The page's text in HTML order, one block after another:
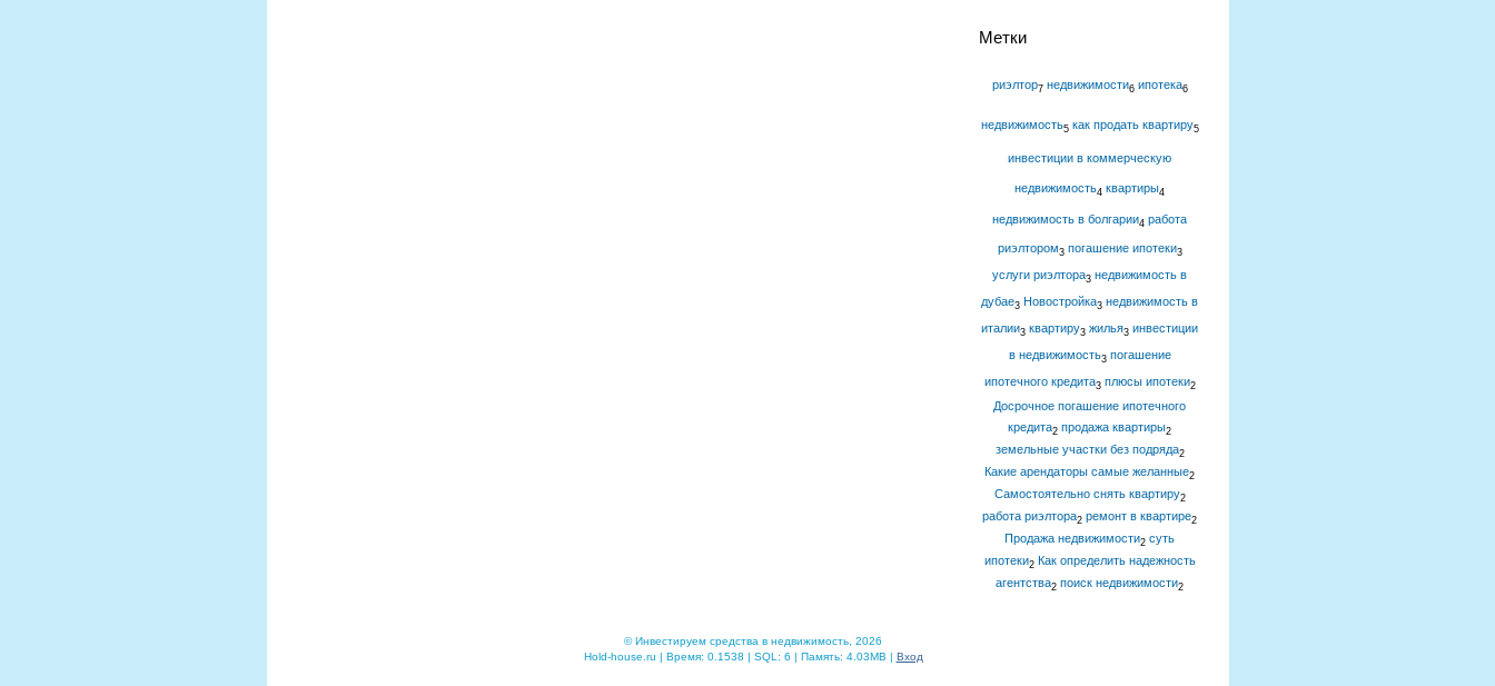
Метки
риэлтор7 недвижимости6 ипотека6
недвижимость5 как продать квартиру5
инвестиции в коммерческую
недвижимость4 квартиры4
недвижимость в болгарии4 работа
риэлтором3 погашение ипотеки3
услуги риэлтора3 недвижимость в
дубае3 Новостройка3 недвижимость в
италии3 квартиру3 жилья3 инвестиции
в недвижимость3 погашение
ипотечного кредита3 плюсы ипотеки2
Досрочное погашение ипотечного
кредита2 продажа квартиры2
земельные участки без подряда2
Какие арендаторы самые желанные2
Самостоятельно снять квартиру2
работа риэлтора2 ремонт в квартире2
Продажа недвижимости2 суть
ипотеки2 Как определить надежность
агентства2 поиск недвижимости2
© Инвестируем средства в недвижимость, 2026
Hold-house.ru | Время: 0.1538 | SQL: 6 | Память: 4.03MB | Вход